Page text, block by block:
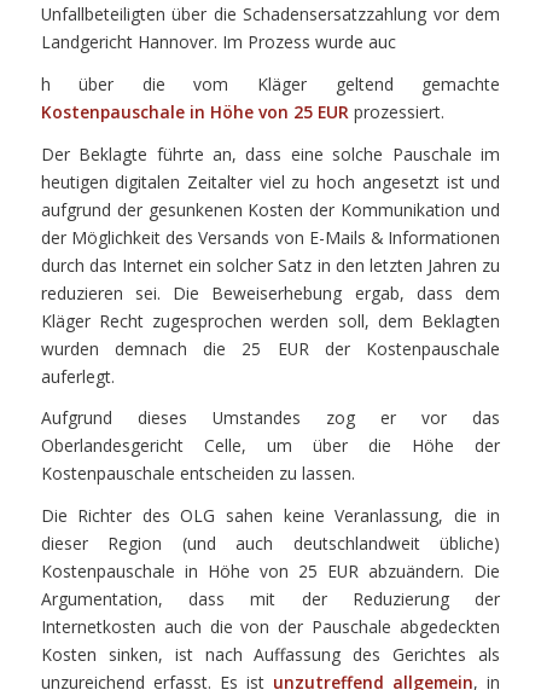
Unfallbeteiligten über die Schadensersatzzahlung vor dem
Landgericht Hannover. Im Prozess wurde auc
h über die vom Kläger geltend gemachte
Kostenpauschale in Höhe von 25 EURprozessiert.
Der Beklagte führte an, dass eine solche Pauschale im
heutigen digitalen Zeitalter viel zu hoch angesetzt ist und
aufgrund der gesunkenen Kosten der Kommunikation und
der Möglichkeit des Versands von E-Mails & Informationen
durch das Internet ein solcher Satz in den letzten Jahren zu
reduzieren sei. Die Beweiserhebung ergab, dass dem
Kläger Recht zugesprochen werden soll, dem Beklagten
wurden demnach die 25 EUR der Kostenpauschale
auferlegt.
Aufgrund dieses Umstandes zog er vor das
Oberlandesgericht Celle, um über die Höhe der
Kostenpauschale entscheiden zu lassen.
Die Richter des OLG sahen keine Veranlassung, die in
dieser Region (und auch deutschlandweit übliche)
Kostenpauschale in Höhe von 25 EUR abzuändern. Die
Argumentation, dass mit der Reduzierung der
Internetkosten auch die von der Pauschale abgedeckten
Kosten sinken, ist nach Auffassung des Gerichtes als
unzureichend erfasst. Es ist unzutreffend allgemein, in